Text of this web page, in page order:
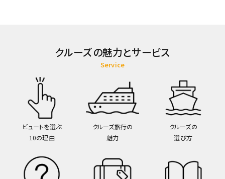
クルーズの魅力とサービス
Service
ビュートを選ぶ
10の理由
クルーズ旅行の
魅力
クルーズの
選び方